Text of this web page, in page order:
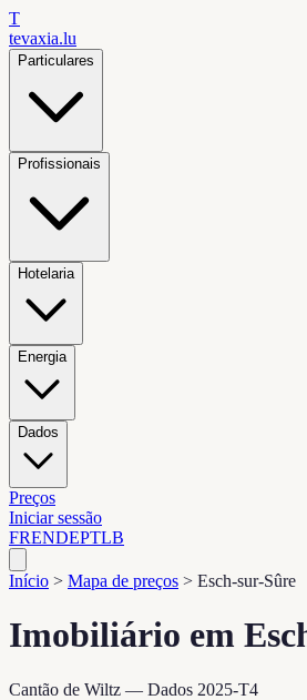
T
tevaxia.lu
Particulares
Profissionais
Hotelaria
Energia
Dados
Preços
Iniciar sessão
FRENDEPTLB
Início > Mapa de preços > Esch-sur-Sûre
Imobiliário em
Cantão de Wiltz — Dados 2025-T4